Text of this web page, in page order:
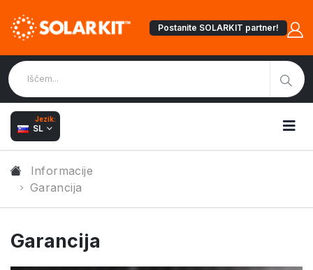
Postanite SOLARKIT partner!
Jezik:
SL
Informacije
Garancija
Garancija